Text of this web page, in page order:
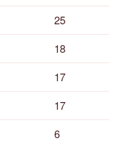
25
18
17
17
6